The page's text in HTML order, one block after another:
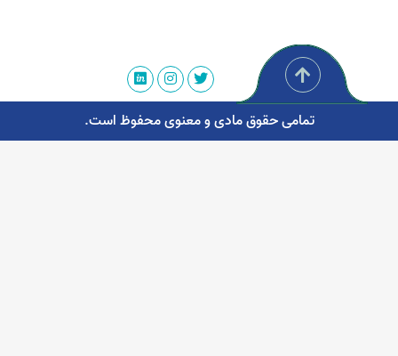
تمامی حقوق مادی و معنوی محفوظ است.